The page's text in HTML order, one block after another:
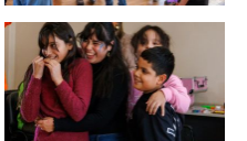
Zoom